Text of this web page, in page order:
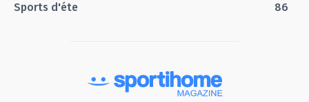
Sports d'éte
86